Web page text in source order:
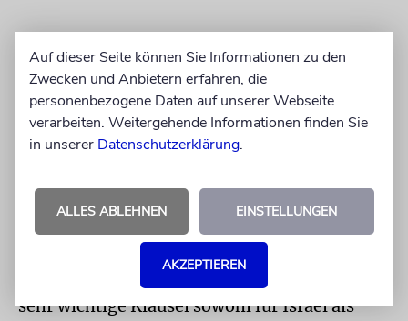
Die UN wurde 1945 nach dem zweiten
Weltkrieg etabliert. Ihre Charta enthält eine
sehr wichtige Klausel sowohl für Israel als
Auf dieser Seite können Sie Informationen zu den
Zwecken und Anbietern erfahren, die
personenbezogene Daten auf unserer Webseite
verarbeiten. Weitergehende Informationen finden Sie
in unserer Datenschutzerklärung.
ALLES ABLEHNEN EINSTELLUNGEN
AKZEPTIEREN